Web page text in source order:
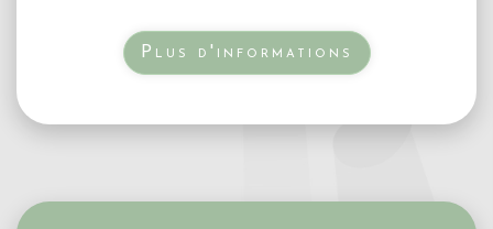
Plus d'informations